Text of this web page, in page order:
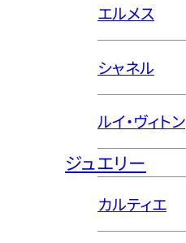
エルメス
シャネル
ルイ・ヴィトン
ジュエリー
カルティエ